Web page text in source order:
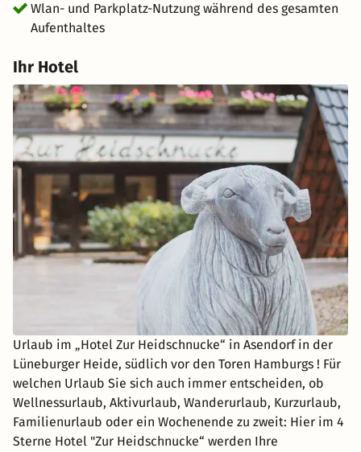
Wlan- und Parkplatz-Nutzung während des gesamten
Aufenthaltes
Ihr Hotel
Urlaub im „Hotel Zur Heidschnucke“ in Asendorf in der
Lüneburger Heide, südlich vor den Toren Hamburgs ! Für
welchen Urlaub Sie sich auch immer entscheiden, ob
Wellnessurlaub, Aktivurlaub, Wanderurlaub, Kurzurlaub,
Familienurlaub oder ein Wochenende zu zweit: Hier im 4
Sterne Hotel "Zur Heidschnucke“ werden Ihre